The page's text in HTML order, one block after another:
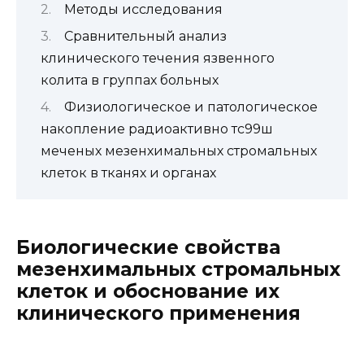
Методы исследования
Сравнительный анализ
клинического течения язвенного
колита в группах больных
Физиологическое и патологическое
накопление радиоактивно тс99ш
меченых мезенхимальных стромальных
клеток в тканях и органах
Биологические свойства
мезенхимальных стромальных
клеток и обоснование их
клинического применения